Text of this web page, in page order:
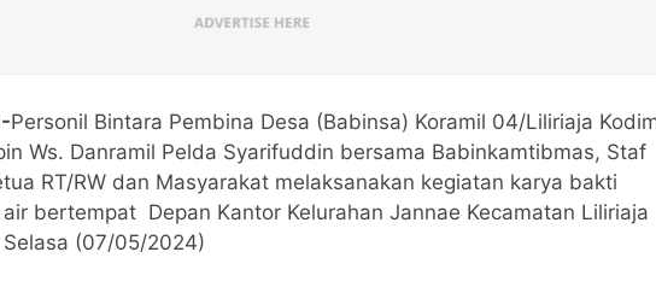
Personil Bintara Pembina Desa (Babinsa) Koramil 04/Liliriaja
Ws. Danramil Pelda Syarifuddin bersama Babinkamtibmas, Staf
RT/RW dan Masyarakat melaksanakan kegiatan karya bakti
bertempat Depan Kantor Kelurahan Jannae Kecamatan Liliriaja
(07/05/2024)